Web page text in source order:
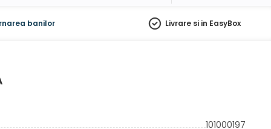
banilor Livrare si in EasyBox
101000197